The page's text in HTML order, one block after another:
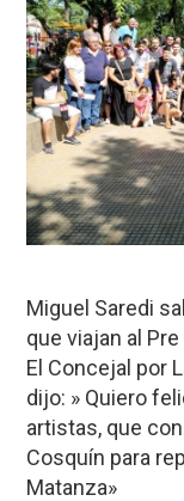
Miguel Saredi
que viajan al
El Concejal por
dijo: » Quiero
artistas, que
Cosquín para
Matanza»